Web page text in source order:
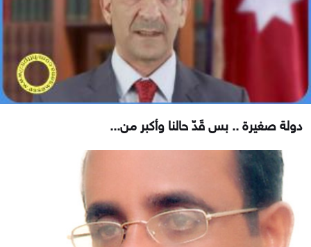
دولة صغيرة .. بس قَدّ حالنا وأكبر من...